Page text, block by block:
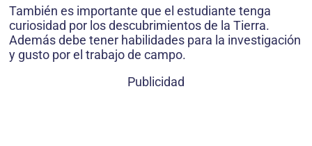
También es importante que el estudiante tenga
curiosidad por los descubrimientos de la Tierra.
Además debe tener habilidades para la investigación
y gusto por el trabajo de campo.
Publicidad